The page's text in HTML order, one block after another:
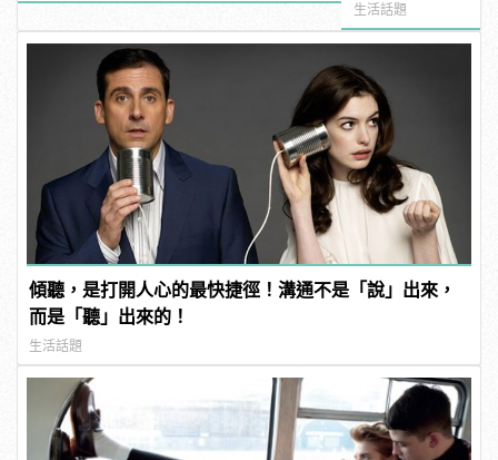
生活話題
傾聽，是打開人心的最快捷徑！溝通不是「說」出來，
而是「聽」出來的！
生活話題